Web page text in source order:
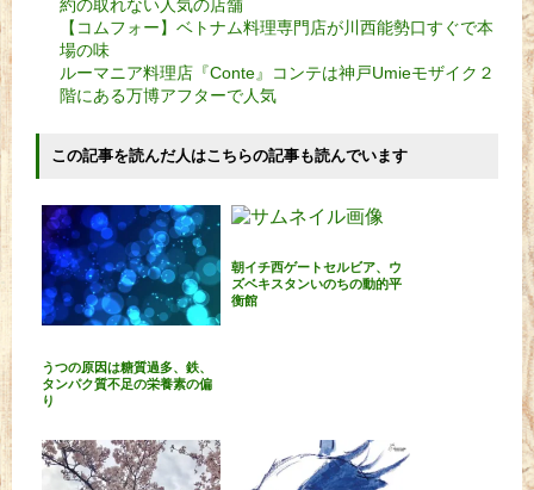
約の取れない人気の店舗
【コムフォー】ベトナム料理専門店が川西能勢口すぐで本
場の味
ルーマニア料理店『Conte』コンテは神戸Umieモザイク２
階にある万博アフターで人気
この記事を読んだ人はこちらの記事も読んでいます
うつの原因は糖質過多、鉄、
タンパク質不足の栄養素の偏
り
朝イチ西ゲートセルビア、ウ
ズベキスタンいのちの動的平
衡館